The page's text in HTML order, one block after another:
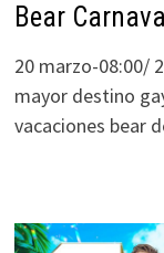
Bear Carnaval
20 marzo-08:00/
mayor destino
vacaciones bear